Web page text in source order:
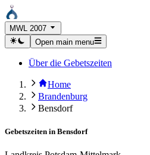
MWL 2007
Open main menu
Über die Gebetszeiten
Home
Brandenburg
Bensdorf
Gebetszeiten in Bensdorf